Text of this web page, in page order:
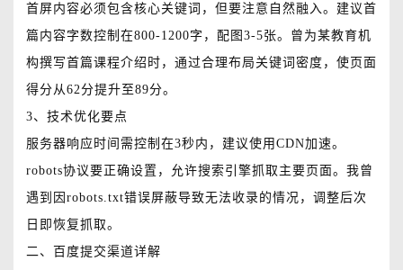
首屏内容必须包含核心关键词，但要注意自然融入。建议首
篇内容字数控制在800-1200字，配图3-5张。曾为某教育机
构撰写首篇课程介绍时，通过合理布局关键词密度，使页面
得分从62分提升至89分。
3、技术优化要点
服务器响应时间需控制在3秒内，建议使用CDN加速。
robots协议要正确设置，允许搜索引擎抓取主要页面。我曾
遇到因robots.txt错误屏蔽导致无法收录的情况，调整后次
日即恢复抓取。
二、百度提交渠道详解